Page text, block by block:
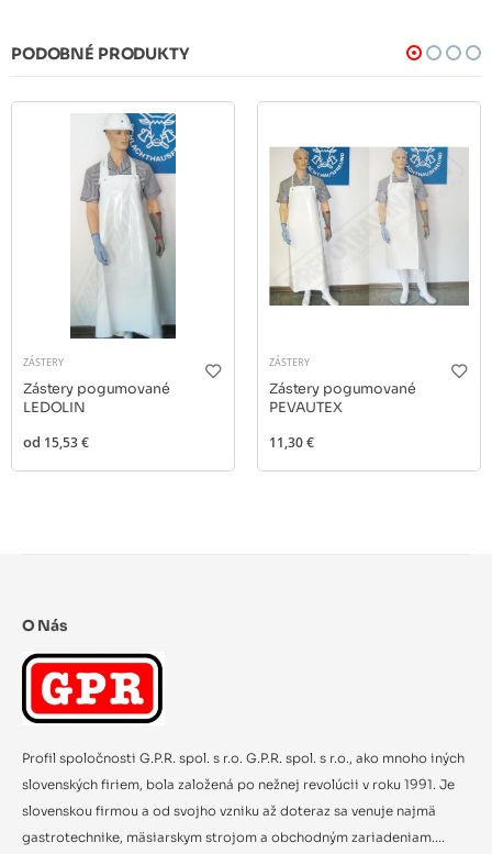
PODOBNÉ PRODUKTY
ZÁSTERY
Zástery pogumované
LEDOLIN
od 15,53 €
ZÁSTERY
Zástery pogumované
PEVAUTEX
11,30 €
O Nás
Profil spoločnosti G.P.R. spol. s r.o. G.P.R. spol. s r.o., ako mnoho iných
slovenských firiem, bola založená po nežnej revolúcii v roku 1991. Je
slovenskou firmou a od svojho vzniku až doteraz sa venuje najmä
gastrotechnike, mäsiarskym strojom a obchodným zariadeniam....